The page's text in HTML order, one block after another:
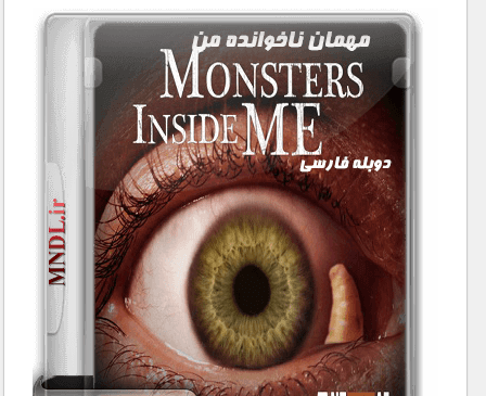
سازه/ معماری/ مهندسی
سرگرمی
شناخت کودکان
علم و فناوری
فرهنگ / هنر
کیهان / نجوم
گردشگری
ماورایی
مسابقات / ورزشی